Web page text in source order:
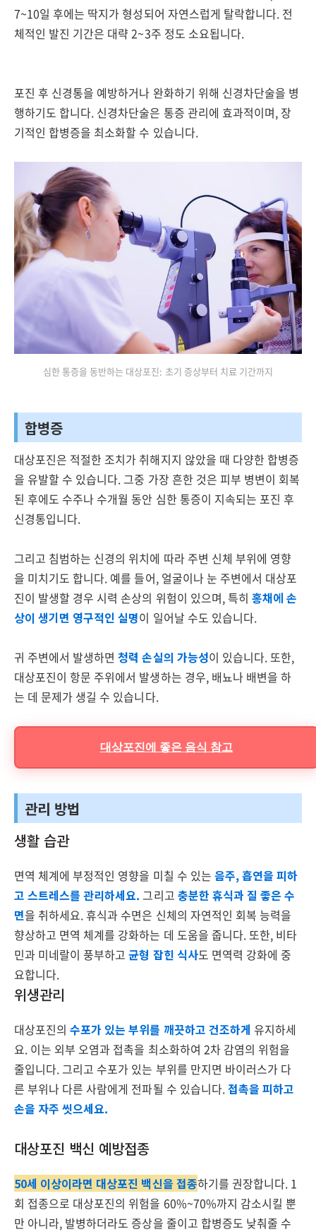
7~10일 후에는 딱지가 형성되어 자연스럽게 탈락합니다. 전
체적인 발진 기간은 대략 2~3주 정도 소요됩니다.
포진 후 신경통을 예방하거나 완화하기 위해 신경차단술을 병
행하기도 합니다. 신경차단술은 통증 관리에 효과적이며, 장
기적인 합병증을 최소화할 수 있습니다.
심한 통증을 동반하는 대상포진: 초기 증상부터 치료 기간까지
합병증
대상포진은 적절한 조치가 취해지지 않았을 때 다양한 합병증
을 유발할 수 있습니다. 그중 가장 흔한 것은 피부 병변이 회복
된 후에도 수주나 수개월 동안 심한 통증이 지속되는 포진 후
신경통입니다.
그리고 침범하는 신경의 위치에 따라 주변 신체 부위에 영향
을 미치기도 합니다. 예를 들어, 얼굴이나 눈 주변에서 대상포
진이 발생할 경우 시력 손상의 위험이 있으며, 특히 홍채에 손
상이 생기면 영구적인 실명이 일어날 수도 있습니다.
귀 주변에서 발생하면청력 손실의 가능성이 있습니다. 또한,
대상포진이 항문 주위에서 발생하는 경우, 배뇨나 배변을 하
는 데 문제가 생길 수 있습니다.
대상포진에 좋은 음식 참고
관리 방법
생활 습관
면역 체계에 부정적인 영향을 미칠 수 있는 음주, 흡연을 피하
고 스트레스를 관리하세요. 그리고 충분한 휴식과 질 좋은 수
면을 취하세요. 휴식과 수면은 신체의 자연적인 회복 능력을
향상하고 면역 체계를 강화하는 데 도움을 줍니다. 또한, 비타
민과 미네랄이 풍부하고균형 잡힌 식사도 면역력 강화에 중
요합니다.
위생관리
대상포진의수포가 있는 부위를 깨끗하고 건조하게 유지하세
요. 이는 외부 오염과 접촉을 최소화하여 2차 감염의 위험을
줄입니다. 그리고 수포가 있는 부위를 만지면 바이러스가 다
른 부위나 다른 사람에게 전파될 수 있습니다.접촉을 피하고
손을 자주 씻으세요.
대상포진 백신 예방접종
50세 이상이라면 대상포진 백신을 접종하기를 권장합니다. 1
회 접종으로 대상포진의 위험을 60%~70%까지 감소시킬 뿐
만 아니라, 발병하더라도 증상을 줄이고 합병증도 낮춰줄 수